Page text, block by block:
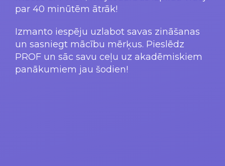
par 40 minūtēm ātrāk!
Izmanto iespēju uzlabot savas zināšanas
un sasniegt mācību mērķus. Pieslēdz
PROF un sāc savu ceļu uz akadēmiskiem
panākumiem jau šodien!